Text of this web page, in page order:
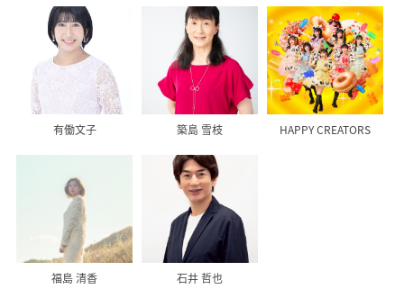
有働文子 築島 雪枝 HAPPY CREATORS
福島 清香 石井 哲也